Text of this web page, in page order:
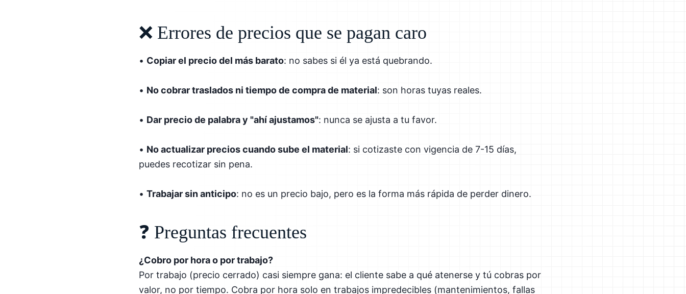
❌ Errores de precios que se pagan caro
• Copiar el precio del más barato: no sabes si él ya está quebrando.
• No cobrar traslados ni tiempo de compra de material: son horas tuyas reales.
• Dar precio de palabra y "ahí ajustamos": nunca se ajusta a tu favor.
• No actualizar precios cuando sube el material: si cotizaste con vigencia de 7-15 días,
puedes recotizar sin pena.
• Trabajar sin anticipo: no es un precio bajo, pero es la forma más rápida de perder dinero.
❓ Preguntas frecuentes
¿Cobro por hora o por trabajo?
Por trabajo (precio cerrado) casi siempre gana: el cliente sabe a qué atenerse y tú cobras por
valor, no por tiempo. Cobra por hora solo en trabajos impredecibles (mantenimientos, fallas